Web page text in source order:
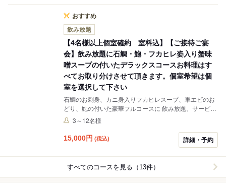
おすすめ
飲み放題
【4名様以上個室確約 室料込】【ご接待ご宴
会】飲み放題に石鯛・鮑・フカヒレ姿入り蟹味
噌スープの付いたデラックスコースお料理はす
べてお取り分けさせて頂きます。個室希望は個
室を選択して下さい
石鯛のお刺身、カニ身入りフカヒレスープ、車エビのお
どり、鮑の付いた豪華フルコースに 飲み放題、サービス
料、消費税がすべて込みになったご宴会プランです。 ご
せずにお楽しみください！ 3名様の場合はホール席にて
3～12名様
15,000円 (税込) 詳細・予約
すべてのコースを見る（13件）